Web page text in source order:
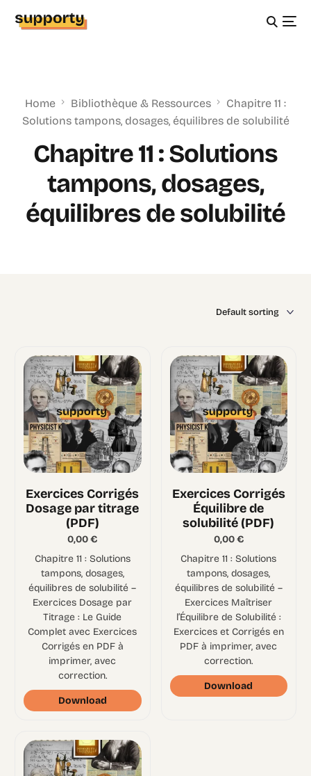
Home Bibliothèque & Ressources
Chapitre 11 :
Solutions tampons, dosages, équilibres de solubilité
Chapitre 11 : Solutions
tampons, dosages,
équilibres de solubilité
Exercices Corrigés
Dosage par titrage
(PDF)
0,00€
Chapitre 11 : Solutions
tampons, dosages,
équilibres de solubilité –
Exercices Dosage par
Titrage : Le Guide
Complet avec Exercices
Corrigés en PDF à
imprimer, avec
correction.
Download
Exercices Corrigés
Équilibre de
solubilité (PDF)
0,00€
Chapitre 11 : Solutions
tampons, dosages,
équilibres de solubilité –
Exercices Maîtriser
l’Équilibre de Solubilité :
Exercices et Corrigés en
PDF à imprimer, avec
correction.
Download